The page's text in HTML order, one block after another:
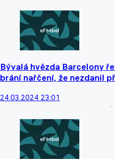
Bývalá hvězda Barcelony
brání nařčení, že nezdanil
24.03.2024 23:01